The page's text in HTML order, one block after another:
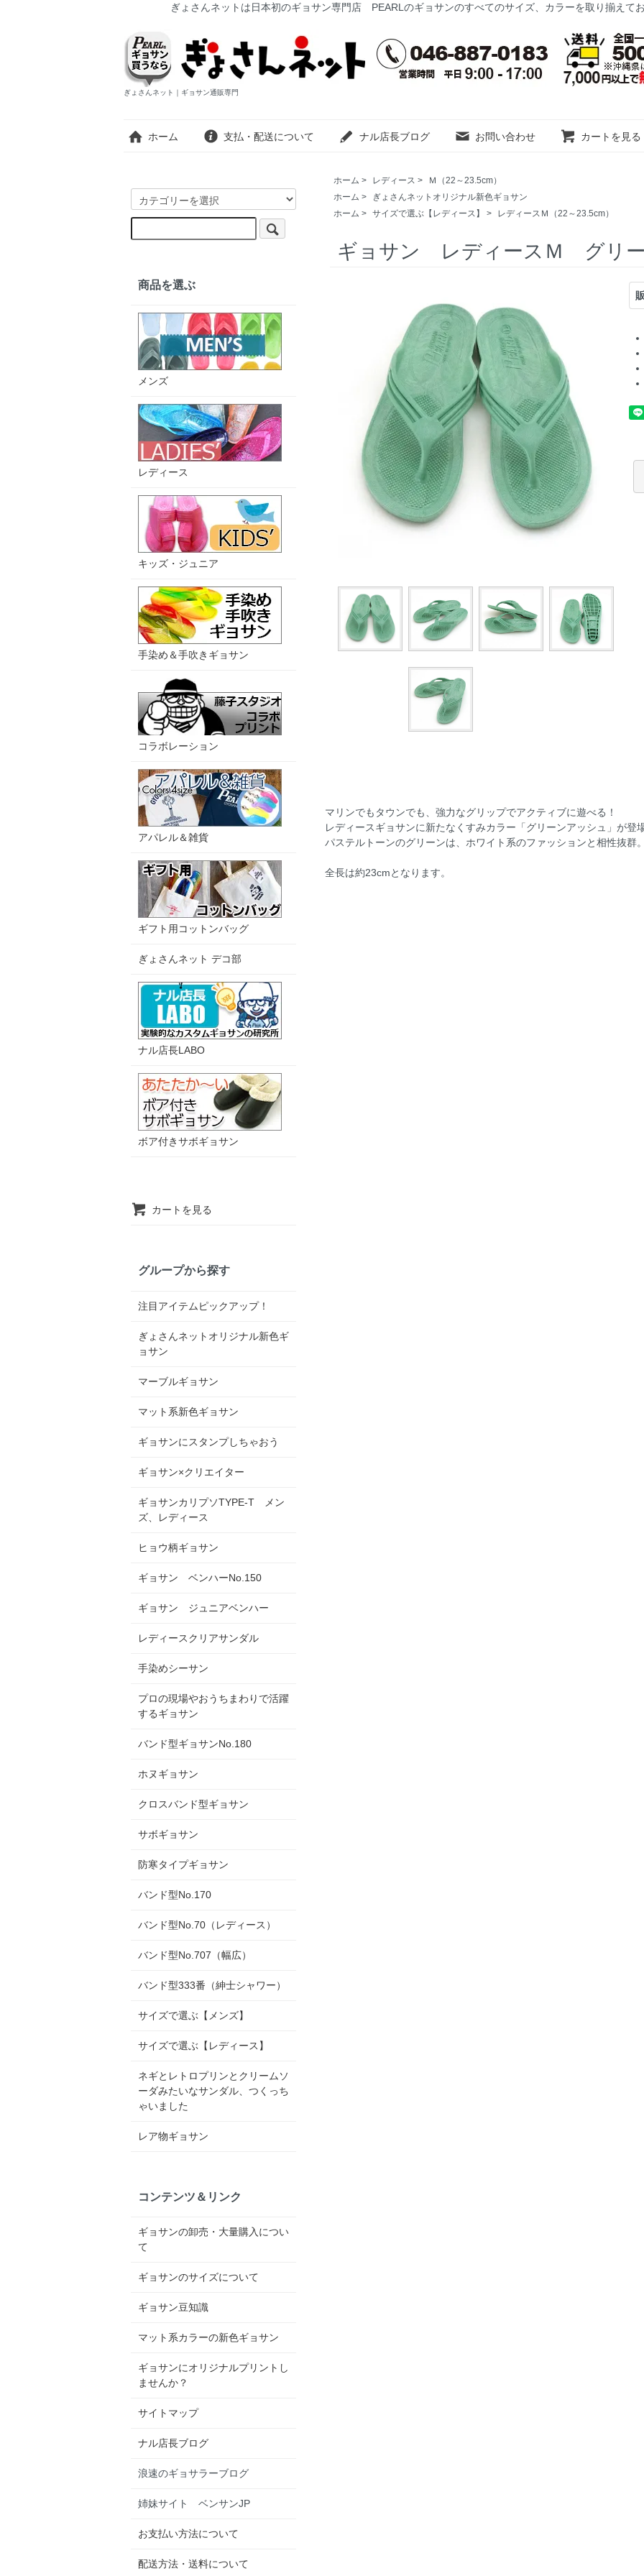
ぎょさんネットは日本初のギョサン専門店 PEARLのギョサンのすべてのサイズ、カラーを取り揃えて
ぎょさんネット｜ギョサン通販専門
ホーム 支払・配送について ナル店長ブログ お問い合わせ カートを見る
ホーム > レディース >
Ｍ（22～23.5cm）
ホーム >
ぎょさんネットオリジナル新色ギョサン
ホーム > サイズで選ぶ【レディース】 > レディースＭ（22～23.5cm）
ギョサン レディースＭ グリー
マリンでもタウンでも、強力なグリップでアクティブに遊べる！
レディースギョサンに新たなくすみカラー「グリーンアッシュ」が登
パステルトーンのグリーンは、ホワイト系のファッションと相性抜群。
全長は約23cmとなります。
商品を選ぶ
メンズ
レディース
キッズ・ジュニア
手染め＆手吹きギョサン
コラボレーション
アパレル＆雑貨
ギフト用コットンバッグ
ぎょさんネット デコ部
ナル店長LABO
ボア付きサボギョサン
カートを見る
グループから探す
注目アイテムピックアップ！
ぎょさんネットオリジナル新色ギ
ョサン
マーブルギョサン
マット系新色ギョサン
ギョサンにスタンプしちゃおう
ギョサン×クリエイター
ギョサンカリプソTYPE-T メン
ズ、レディース
ヒョウ柄ギョサン
ギョサン ベンハーNo.150
ギョサン ジュニアベンハー
レディースクリアサンダル
手染めシーサン
プロの現場やおうちまわりで活躍
するギョサン
バンド型ギョサンNo.180
ホヌギョサン
クロスバンド型ギョサン
サボギョサン
防寒タイプギョサン
バンド型No.170
バンド型No.70（レディース）
バンド型No.707（幅広）
バンド型333番（紳士シャワー）
サイズで選ぶ【メンズ】
サイズで選ぶ【レディース】
ネギとレトロプリンとクリームソ
ーダみたいなサンダル、つくっち
ゃいました
レア物ギョサン
コンテンツ＆リンク
ギョサンの卸売・大量購入につい
て
ギョサンのサイズについて
ギョサン豆知識
マット系カラーの新色ギョサン
ギョサンにオリジナルプリントし
ませんか？
サイトマップ
ナル店長ブログ
浪速のギョサラーブログ
姉妹サイト ベンサンJP
お支払い方法について
配送方法・送料について